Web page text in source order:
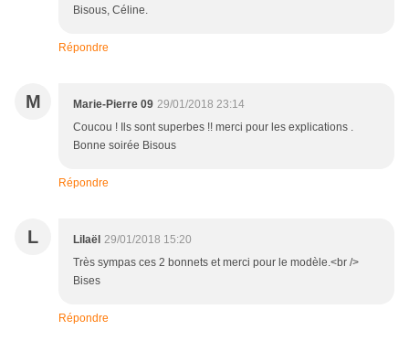
Bisous, Céline.
Répondre
M Marie-Pierre 09 29/01/2018 23:14
Coucou ! Ils sont superbes !! merci pour les explications .
Bonne soirée Bisous
Répondre
L Lilaël 29/01/2018 15:20
Très sympas ces 2 bonnets et merci pour le modèle.<br />
Bises
Répondre